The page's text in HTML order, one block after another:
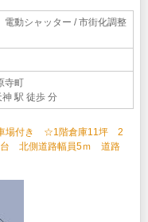
シャッター / 市街化調整
寺町
駅 徒歩 分
車場付き ☆1階倉庫11坪 2
台 北側道路幅員5ｍ 道路